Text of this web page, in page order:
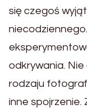
się czegoś
odkrywania.
rodzaju
inne spojrzenie.